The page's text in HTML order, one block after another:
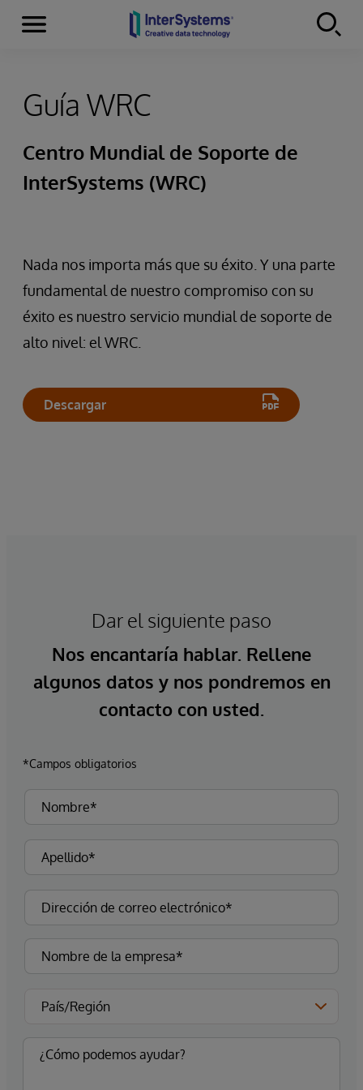
Skip to content
Secciones
Guía WRC
Centro Mundial de Soporte de
InterSystems (WRC)
Nada nos importa más que su éxito. Y una parte
fundamental de nuestro compromiso con su
éxito es nuestro servicio mundial de soporte de
alto nivel: el WRC.
Descargar
Dar el siguiente paso
Nos encantaría hablar. Rellene
algunos datos y nos pondremos en
contacto con usted.
*Campos obligatorios